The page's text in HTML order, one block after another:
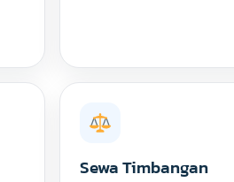
Sewa Timbangan